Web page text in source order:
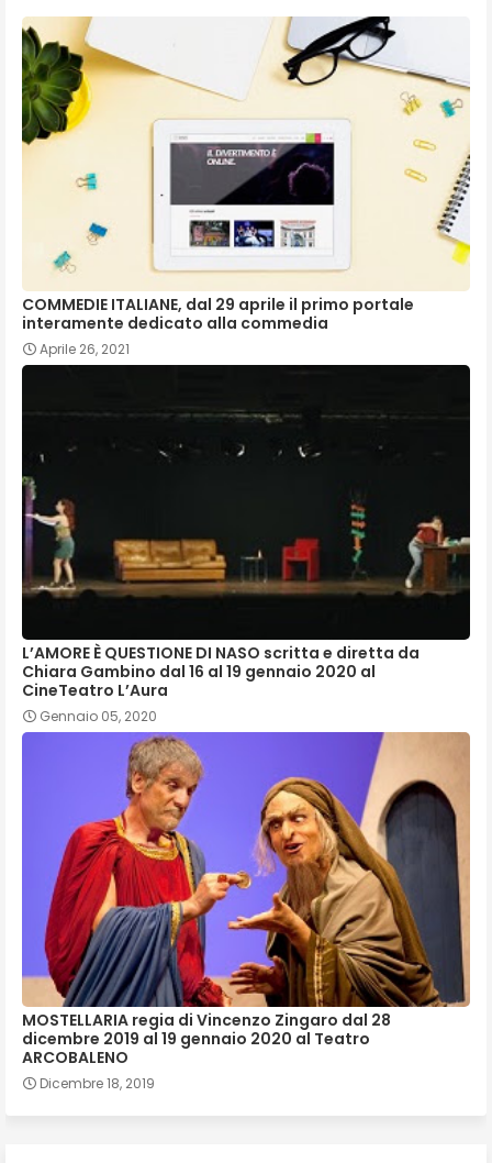
COMMEDIE ITALIANE, dal 29 aprile il primo portale
interamente dedicato alla commedia
Aprile 26, 2021
L’AMORE È QUESTIONE DI NASO scritta e diretta da
Chiara Gambino dal 16 al 19 gennaio 2020 al
CineTeatro L’Aura
Gennaio 05, 2020
MOSTELLARIA regia di Vincenzo Zingaro dal 28
dicembre 2019 al 19 gennaio 2020 al Teatro
ARCOBALENO
Dicembre 18, 2019